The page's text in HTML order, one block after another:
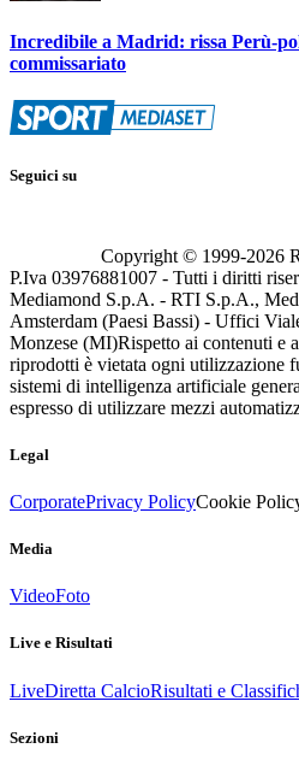
Incredibile a Madrid: rissa Perù-
commissariato
Seguici su
Copyright © 1999-2026
P.Iva 03976881007 - Tutti i diritti
Mediamond S.p.A. - RTI S.p.A.,
Amsterdam (Paesi Bassi) - Uffici
Monzese (MI)Rispetto ai contenuti e
riprodotti è vietata ogni utilizzazione
sistemi di intelligenza artificiale
espresso di utilizzare mezzi
Legal
CorporatePrivacy PolicyCookie
Media
VideoFoto
Live e Risultati
LiveDiretta CalcioRisultati e
Sezioni